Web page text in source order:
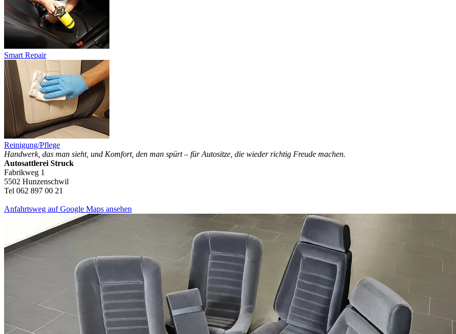
Smart Repair
Reinigung/Pflege
Handwerk, das man sieht, und Komfort, den man spürt – für Autositze, die wieder richtig Freude machen.
Autosattlerei Struck
Fabrikweg 1
5502 Hunzenschwil
Tel 062 897 00 21
Anfahrtsweg auf Google Maps ansehen